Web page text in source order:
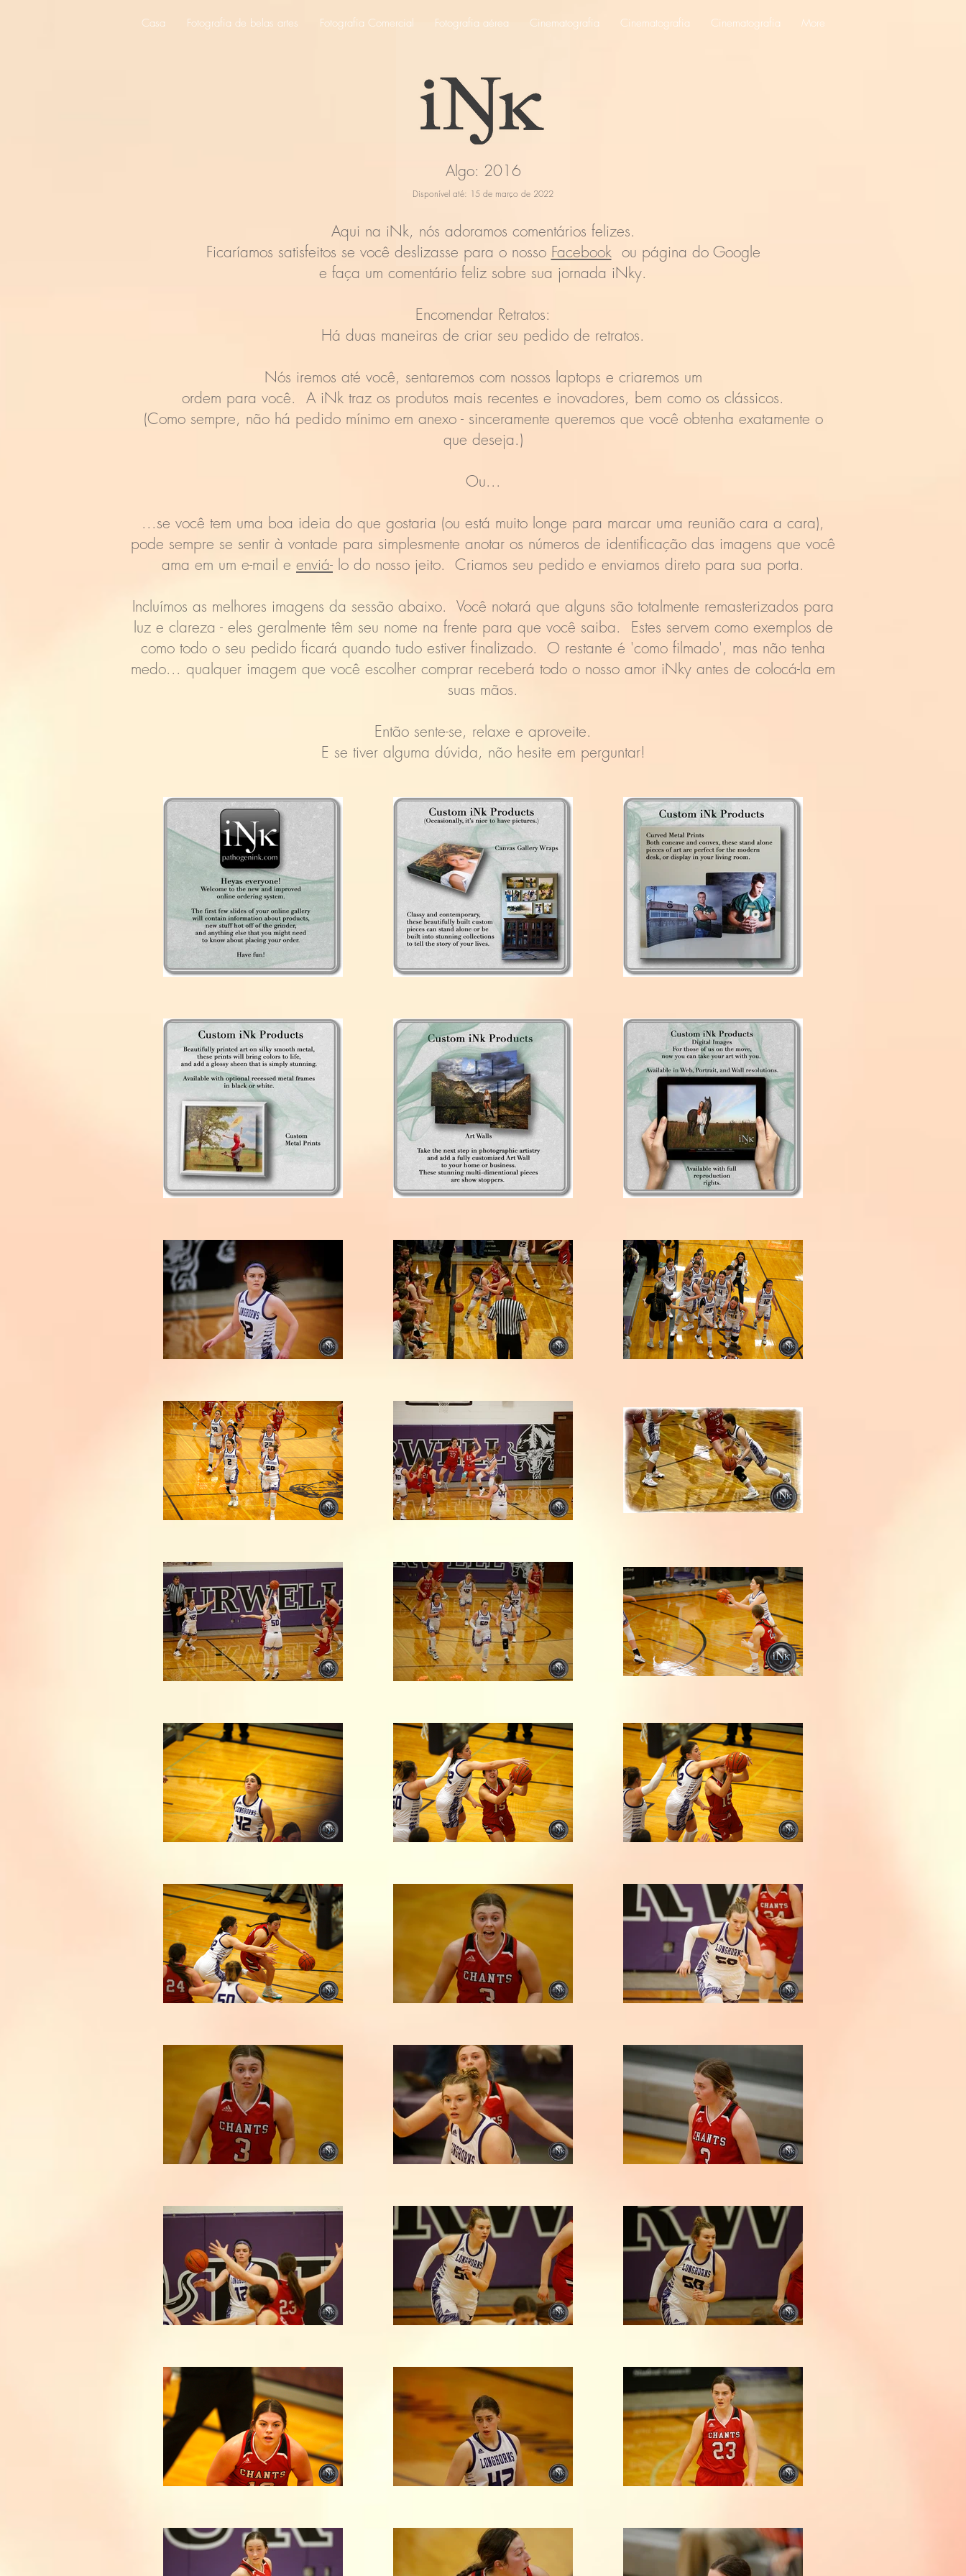
Casa Fotografia de belas artes Fotografia Comercial Fotografia aérea Cinematografia Cinematografia Cinematografia More
Algo: 2016
Disponível até: 15 de março de 2022
Aqui na iNk, nós adoramos comentários felizes.
Ficaríamos satisfeitos se você deslizasse para o nosso Facebookou página do Google
e faça um comentário feliz sobre sua jornada iNky.
Encomendar Retratos:
Há duas maneiras de criar seu pedido de retratos.
Nós iremos até você, sentaremos com nossos laptops e criaremos um
ordem para você. A iNk traz os produtos mais recentes e inovadores, bem como os clássicos.
(Como sempre, não há pedido mínimo em anexo - sinceramente queremos que você obtenha exatamente o
que deseja.)
Ou...
...se você tem uma boa ideia do que gostaria (ou está muito longe para marcar uma reunião cara a cara),
pode sempre se sentir à vontade para simplesmente anotar os números de identificação das imagens que você
ama em um e-mail e enviá- lo do nosso jeito. Criamos seu pedido e enviamos direto para sua porta.
Incluímos as melhores imagens da sessão abaixo. Você notará que alguns são totalmente remasterizados para
luz e clareza - eles geralmente têm seu nome na frente para que você saiba. Estes servem como exemplos de
como todo o seu pedido ficará quando tudo estiver finalizado. O restante é 'como filmado', mas não tenha
medo... qualquer imagem que você escolher comprar receberá todo o nosso amor iNky antes de colocá-la em
suas mãos.
Então sente-se, relaxe e aproveite.
E se tiver alguma dúvida, não hesite em perguntar!